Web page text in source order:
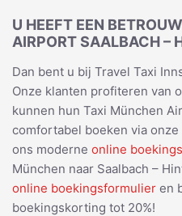
U HEEFT EEN
AIRPORT SAALBACH –
Dan bent u bij Travel Taxi
Onze klanten profiteren van
kunnen hun Taxi München
comfortabel boeken via
ons moderne online
München naar Saalbach –
online boekingsformulier en
boekingskorting tot 20%!